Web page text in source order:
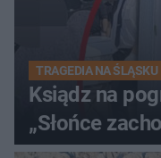
TRAGEDIA NA ŚLĄSKU
Ksiądz na
„Słońce